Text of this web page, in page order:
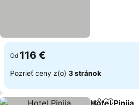
Od 116 €
Pozrieť ceny z(o) 3 stránok
Hotel Pinija